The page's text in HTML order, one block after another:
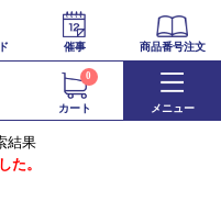
催事 商品番号注文
カート
0
メニュー
結果
た。